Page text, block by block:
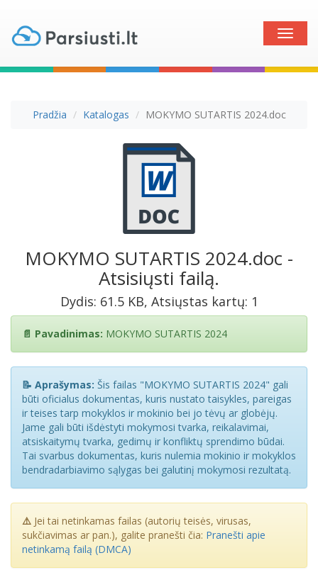
Toggle
Pradžia Katalogas MOKYMO SUTARTIS 2024.doc
MOKYMO SUTARTIS 2024.doc -
Atsisiųsti failą.
Dydis: 61.5 KB, Atsiųstas kartų: 1
📄 Pavadinimas: MOKYMO SUTARTIS 2024
📝 Aprašymas: Šis failas "MOKYMO SUTARTIS 2024" gali
būti oficialus dokumentas, kuris nustato taisykles, pareigas
ir teises tarp mokyklos ir mokinio bei jo tėvų ar globėjų.
Jame gali būti išdėstyti mokymosi tvarka, reikalavimai,
atsiskaitymų tvarka, gedimų ir konfliktų sprendimo būdai.
Tai svarbus dokumentas, kuris nulemia mokinio ir mokyklos
bendradarbiavimo sąlygas bei galutinį mokymosi rezultatą.
⚠️ Jei tai netinkamas failas (autorių teisės, virusas,
sukčiavimas ar pan.), galite pranešti čia: Pranešti apie
netinkamą failą (DMCA)